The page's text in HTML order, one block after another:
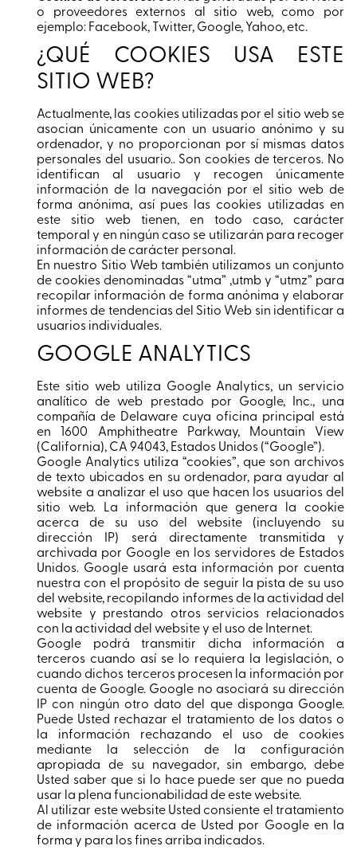
o proveedores externos al sitio web, como por
ejemplo: Facebook, Twitter, Google, Yahoo, etc.
¿QUÉ COOKIES USA ESTE
SITIO WEB?
Actualmente, las cookies utilizadas por el sitio web se
asocian únicamente con un usuario anónimo y su
ordenador, y no proporcionan por sí mismas datos
personales del usuario.. Son cookies de terceros. No
identifican al usuario y recogen únicamente
información de la navegación por el sitio web de
forma anónima, así pues las cookies utilizadas en
este sitio web tienen, en todo caso, carácter
temporal y en ningún caso se utilizarán para recoger
información de carácter personal.
En nuestro Sitio Web también utilizamos un conjunto
de cookies denominadas “utma” ,utmb y “utmz” para
recopilar información de forma anónima y elaborar
informes de tendencias del Sitio Web sin identificar a
usuarios individuales.
GOOGLE ANALYTICS
Este sitio web utiliza Google Analytics, un servicio
analítico de web prestado por Google, Inc., una
compañía de Delaware cuya oficina principal está
en 1600 Amphitheatre Parkway, Mountain View
(California), CA 94043, Estados Unidos (“Google”).
Google Analytics utiliza “cookies”, que son archivos
de texto ubicados en su ordenador, para ayudar al
website a analizar el uso que hacen los usuarios del
sitio web. La información que genera la cookie
acerca de su uso del website (incluyendo su
dirección IP) será directamente transmitida y
archivada por Google en los servidores de Estados
Unidos. Google usará esta información por cuenta
nuestra con el propósito de seguir la pista de su uso
del website, recopilando informes de la actividad del
website y prestando otros servicios relacionados
con la actividad del website y el uso de Internet.
Google podrá transmitir dicha información a
terceros cuando así se lo requiera la legislación, o
cuando dichos terceros procesen la información por
cuenta de Google. Google no asociará su dirección
IP con ningún otro dato del que disponga Google.
Puede Usted rechazar el tratamiento de los datos o
la información rechazando el uso de cookies
mediante la selección de la configuración
apropiada de su navegador, sin embargo, debe
Usted saber que si lo hace puede ser que no pueda
usar la plena funcionabilidad de este website.
Al utilizar este website Usted consiente el tratamiento
de información acerca de Usted por Google en la
forma y para los fines arriba indicados.